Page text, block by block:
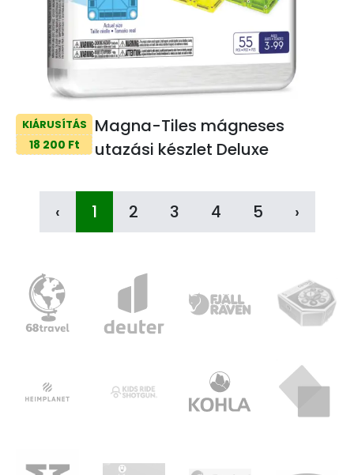
KIÁRUSÍTÁS
18 200 Ft
Magna-Tiles mágneses
utazási készlet Deluxe
‹ 1 2 3 4 5 ›